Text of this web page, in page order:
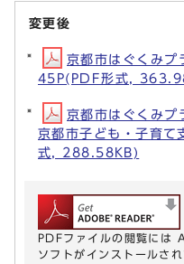
変更後
京都市はぐくみ
45P(PDF形式,
京都市はぐくみ
京都市子ども・子育
式, 288.58KB)
PDFファイルの閲覧には
ソフトがインストールさ